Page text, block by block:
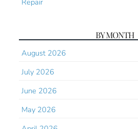
BY MONTH
August 2026
July 2026
June 2026
May 2026